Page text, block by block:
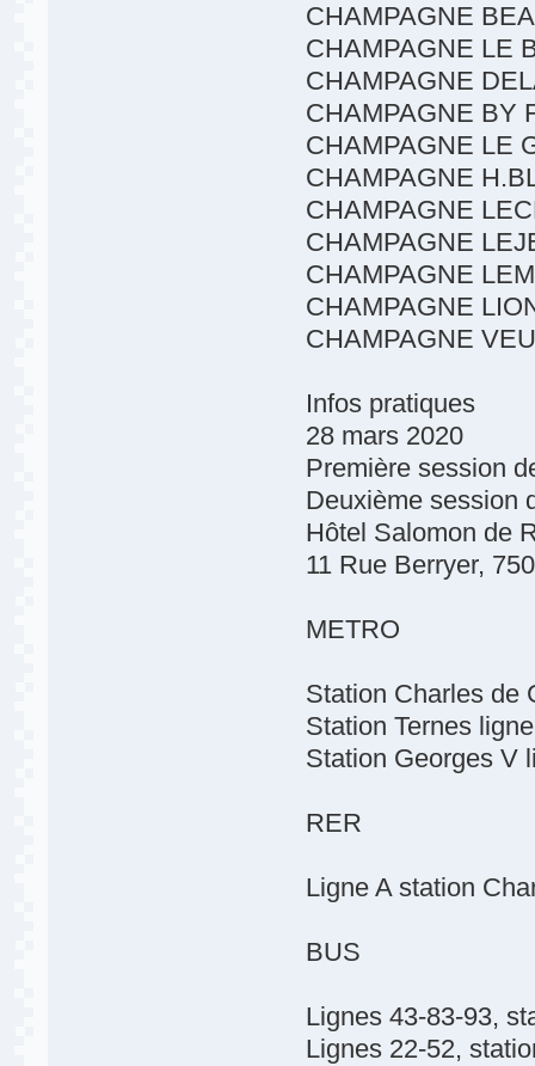
CHAMPAGNE
CHAMPAGNE LE
CHAMPAGNE
CHAMPAGNE BY
CHAMPAGNE LE
CHAMPAGNE
CHAMPAGNE
CHAMPAGNE
CHAMPAGNE
CHAMPAGNE
CHAMPAGNE
Infos pratiques
28 mars 2020
Première session
Deuxième session
Hôtel Salomon de
11 Rue Berryer,
METRO
Station Charles de
Station Ternes
Station Georges V
RER
Ligne A station
BUS
Lignes 43-83-93,
Lignes 22-52,